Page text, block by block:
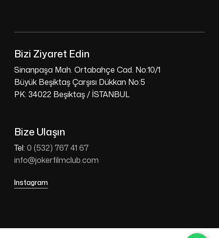
Bizi Ziyaret Edin
Sinanpaşa Mah. Ortabahçe Cad. No:10/1
Büyük Beşiktaş Çarşısı Dükkan No:5
PK: 34022 Beşiktaş / İSTANBUL
Bize Ulaşın
Tel: 0 (532) 767 41 67
info@jokerfilmclub.com
Instagram